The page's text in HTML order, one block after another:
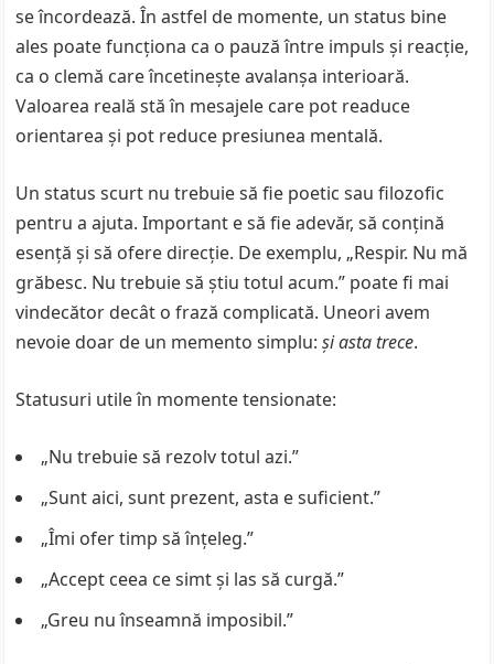
se încordează. În astfel de momente, un status bine
ales poate funcționa ca o pauză între impuls și reacție,
ca o clemă care încetinește avalanșa interioară.
Valoarea reală stă în mesajele care pot readuce
orientarea și pot reduce presiunea mentală.
Un status scurt nu trebuie să fie poetic sau filozofic
pentru a ajuta. Important e să fie adevăr, să conțină
esență și să ofere direcție. De exemplu, „Respir. Nu mă
grăbesc. Nu trebuie să știu totul acum.” poate fi mai
vindecător decât o frază complicată. Uneori avem
nevoie doar de un memento simplu:și asta trece.
Statusuri utile în momente tensionate:
„Nu trebuie să rezolv totul azi.”
„Sunt aici, sunt prezent, asta e suficient.”
„Îmi ofer timp să înțeleg.”
„Accept ceea ce simt și las să curgă.”
„Greu nu înseamnă imposibil.”